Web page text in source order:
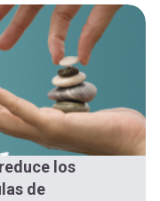
los
de